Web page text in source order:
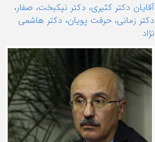
آقایان دکتر کثیری، دکتر نیکبخت، صفار،
دکتر زمانی، حرفت پویان، دکتر هاشمی
نژاد